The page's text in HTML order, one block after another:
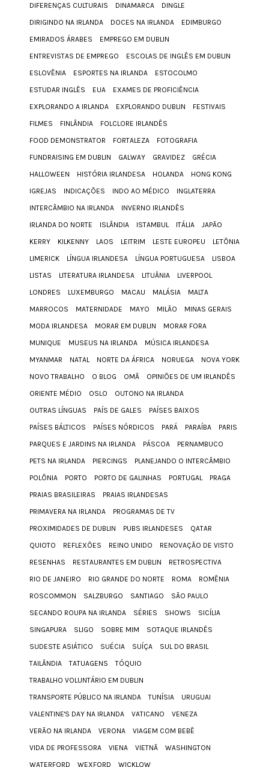
DIFERENÇAS CULTURAIS
DINAMARCA
DINGLE
DIRIGINDO NA IRLANDA
DOCES NA IRLANDA
EDIMBURGO
EMIRADOS ÁRABES
EMPREGO EM DUBLIN
ENTREVISTAS DE EMPREGO
ESCOLAS DE INGLÊS EM DUBLIN
ESLOVÊNIA
ESPORTES NA IRLANDA
ESTOCOLMO
ESTUDAR INGLÊS
EUA
EXAMES DE PROFICIÊNCIA
EXPLORANDO A IRLANDA
EXPLORANDO DUBLIN
FESTIVAIS
FILMES
FINLÂNDIA
FOLCLORE IRLANDÊS
FOOD DEMONSTRATOR
FORTALEZA
FOTOGRAFIA
FUNDRAISING EM DUBLIN
GALWAY GRAVIDEZ
GRÉCIA
HALLOWEEN
HISTÓRIA IRLANDESA HOLANDA
HONG KONG
IGREJAS
INDICAÇÕES INDO AO MÉDICO
INGLATERRA
INTERCÂMBIO NA IRLANDA
INVERNO IRLANDÊS
IRLANDA DO NORTE
ISLÂNDIA ISTAMBUL ITÁLIA
JAPÃO
KERRY
KILKENNY LAOS LEITRIM LESTE EUROPEU
LETÔNIA
LIMERICK
LÍNGUA IRLANDESA LÍNGUA PORTUGUESA
LISBOA
LISTAS
LITERATURA IRLANDESA LITUÂNIA
LIVERPOOL
LONDRES
LUXEMBURGO MACAU MALÁSIA
MALTA
MARROCOS
MATERNIDADE MAYO MILÃO
MINAS GERAIS
MODA IRLANDESA
MORAR EM DUBLIN
MORAR FORA
MUNIQUE
MUSEUS NA IRLANDA
MÚSICA IRLANDESA
MYANMAR
NATAL NORTE DA ÁFRICA NORUEGA
NOVA YORK
NOVO TRABALHO
O BLOG OMÃ
OPINIÕES DE UM IRLANDÊS
ORIENTE MÉDIO
OSLO
OUTONO NA IRLANDA
OUTRAS LÍNGUAS
PAÍS DE GALES
PAÍSES BAIXOS
PAÍSES BÁLTICOS
PAÍSES NÓRDICOS PARÁ PARAÍBA
PARIS
PARQUES E JARDINS NA IRLANDA
PÁSCOA
PERNAMBUCO
PETS NA IRLANDA
PIERCINGS
PLANEJANDO O INTERCÂMBIO
POLÔNIA
PORTO PORTO DE GALINHAS PORTUGAL
PRAGA
PRAIAS BRASILEIRAS
PRAIAS IRLANDESAS
PRIMAVERA NA IRLANDA
PROGRAMAS DE TV
PROXIMIDADES DE DUBLIN
PUBS IRLANDESES
QATAR
QUIOTO
REFLEXÕES REINO UNIDO
RENOVAÇÃO DE VISTO
RESENHAS
RESTAURANTES EM DUBLIN
RETROSPECTIVA
RIO DE JANEIRO
RIO GRANDE DO NORTE ROMA
ROMÊNIA
ROSCOMMON
SALZBURGO SANTIAGO
SÃO PAULO
SECANDO ROUPA NA IRLANDA
SÉRIES SHOWS
SICÍLIA
SINGAPURA
SLIGO SOBRE MIM
SOTAQUE IRLANDÊS
SUDESTE ASIÁTICO
SUÉCIA SUÍÇA
SUL DO BRASIL
TAILÂNDIA
TATUAGENS
TÓQUIO
TRABALHO VOLUNTÁRIO EM DUBLIN
TRANSPORTE PÚBLICO NA IRLANDA
TUNÍSIA
URUGUAI
VALENTINE'S DAY NA IRLANDA
VATICANO
VENEZA
VERÃO NA IRLANDA
VERONA
VIAGEM COM BEBÊ
VIDA DE PROFESSORA
VIENA VIETNÃ
WASHINGTON
WATERFORD
WEXFORD WICKLOW